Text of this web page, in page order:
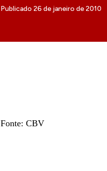
Publicado 26 de janeiro de 2010
Fonte: CBV